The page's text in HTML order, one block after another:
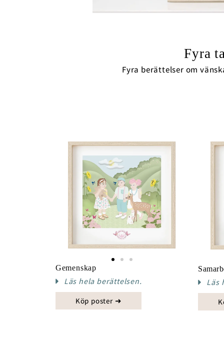
Fyra
Fyra berättelser om
Gemenskap
Läs hela berättelsen.
Köp poster ➜
Läs